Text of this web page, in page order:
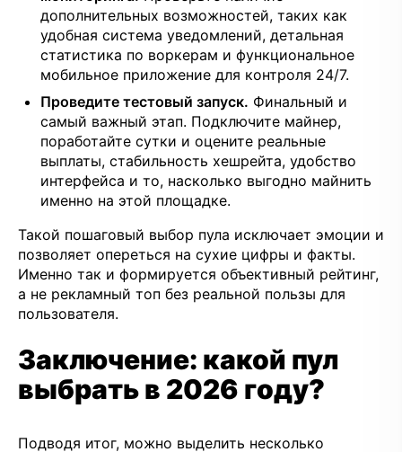
дополнительных возможностей, таких как
удобная система уведомлений, детальная
статистика по воркерам и функциональное
мобильное приложение для контроля 24/7.
Проведите тестовый запуск. Финальный и
самый важный этап. Подключите майнер,
поработайте сутки и оцените реальные
выплаты, стабильность хешрейта, удобство
интерфейса и то, насколько выгодно майнить
именно на этой площадке.
Такой пошаговый выбор пула исключает эмоции и
позволяет опереться на сухие цифры и факты.
Именно так и формируется объективный рейтинг,
а не рекламный топ без реальной пользы для
пользователя.
Заключение: какой пул
выбрать в 2026 году?
Подводя итог, можно выделить несколько